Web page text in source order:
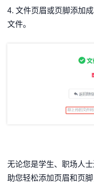
4. 文件页眉或页脚添加
文件。
无论您是学生、职场人
助您轻松添加页眉和页